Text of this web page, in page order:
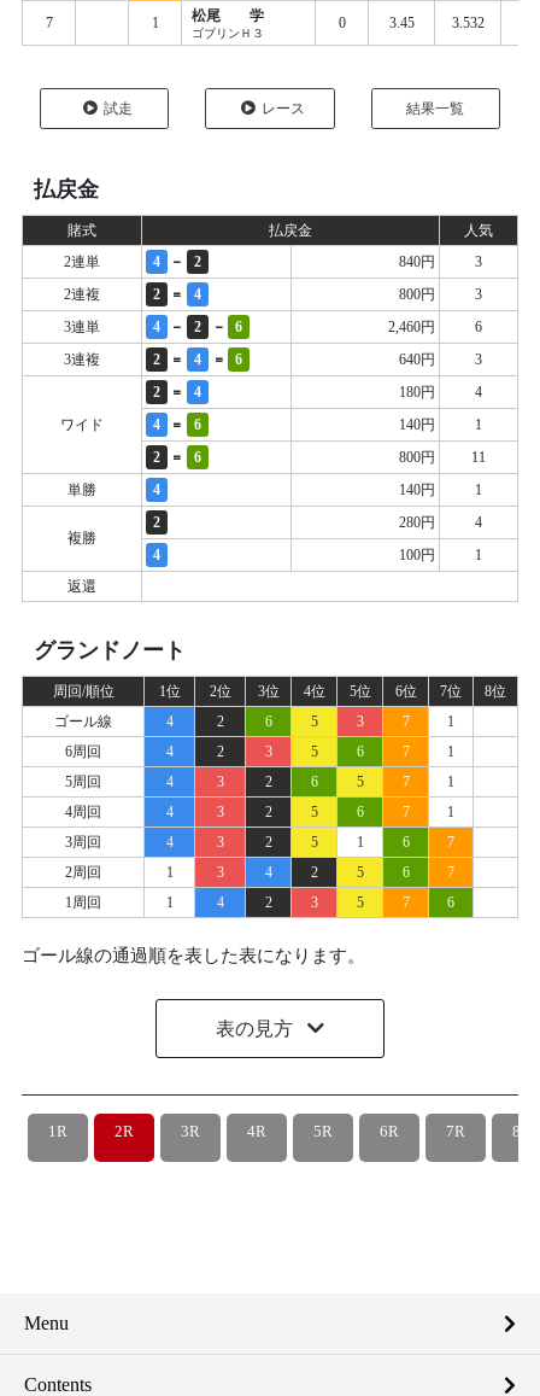
7 1 松尾 学
ゴブリンＨ３
0 3.45 3.532
試走 レース 結果一覧
払戻金
賭式 払戻金
人気
2連単
4 - 2 840円
3
2連複
2 = 4 800円
3
3連単
4 - 2 - 6 2,460円
6
3連複
2 = 4 = 6 640円 3
ワイド
2 = 4 180円
4
4
= 6 140円
1
2
= 6 800円
11
単勝
4 140円 1
複勝
2 280円
4
4
100円
1
返還
グランドノート
周回/順位 1位 2位 3位 4位 5位 6位 7位
8位
ゴール線
4 2 6 5 3 7
1
6周回
4 2 3 5 6 7
1
5周回
4 3 2 6 5 7
1
4周回
4 3 2 5 6 7
1
3周回
4 3 2 5 1 6
7
2周回
1 3 4 2 5 6
7
1周回
1 4 2 3 5 7 6
ゴール線の通過順を表した表になります。
表の見方
1R 2R 3R 4R 5R 6R 7R 8R
Menu
Contents